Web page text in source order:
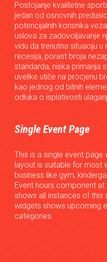
Postojanje kvalitetne
jedan od osnovnih
potencijalnih korisnika
uslova za zadovoljavanje
vidu da trenutna situaciju u
recesija, porast broja
standarda, niska primanja
uvelike utiče na procjenu
kao jednog od bitnih
odluka o isplativosti
Single Event Page
This is a single event
layout is suitable for most
business like gym,
Event hours component
shows all instances of this
widgets shows upcoming
categories.